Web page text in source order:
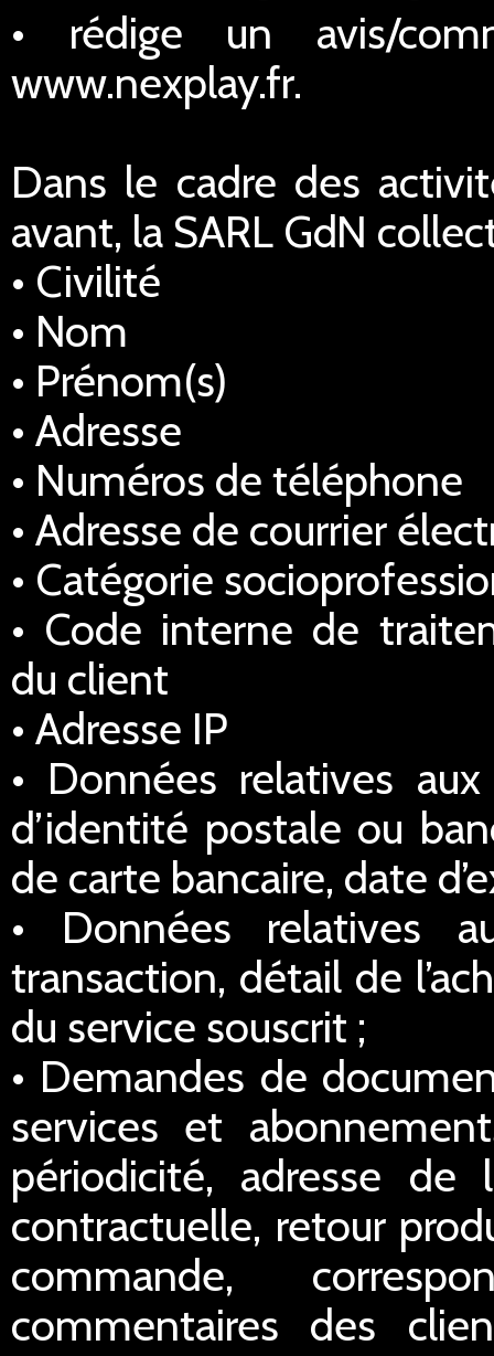
• rédige un avis/
www.nexplay.fr.
Dans le cadre des
avant, la SARL GdN
• Civilité
• Nom
• Prénom(s)
• Adresse
• Numéros de téléphone
• Adresse de courrier
• Catégorie
• Code interne de
du client
• Adresse IP
• Données relatives
d’identité postale ou
de carte bancaire, date
• Données relatives
transaction, détail de
du service souscrit ;
• Demandes de
services et
périodicité, adresse de
contractuelle, retour
commande,
commentaires des